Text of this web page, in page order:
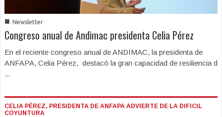
■ Newsletter
Congreso anual de Andimac presidenta Celia Pérez
En el reciente congreso anual de ANDIMAC, la presidenta de
ANFAPA, Celia Pérez, destacó la gran capacidad de resiliencia d
...
CELIA PÉREZ, PRESIDENTA DE ANFAPA ADVIERTE DE LA DIFICIL
COYUNTURA